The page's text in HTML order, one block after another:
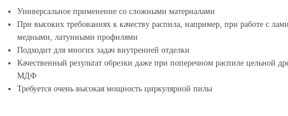
Универсальное применение со сложными материалами
При высоких требованиях к качеству распила, например, при работе с
медными, латунными профилями
Подходит для многих задач внутренней отделки
Качественный результат обрезки даже при поперечном распиле цельной
МДФ
Требуется очень высокая мощность циркулярной пилы